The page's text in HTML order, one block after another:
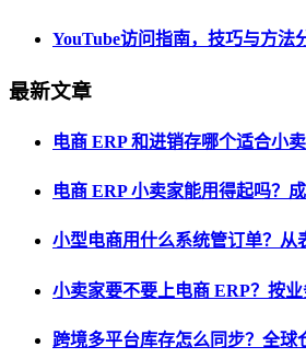
YouTube访问指南，技巧与方法
最新文章
电商 ERP 和进销存哪个适合小
电商 ERP 小卖家能用得起吗？
小型电商用什么系统管订单？从
小卖家要不要上电商 ERP？按
跨境多平台库存怎么同步？全球